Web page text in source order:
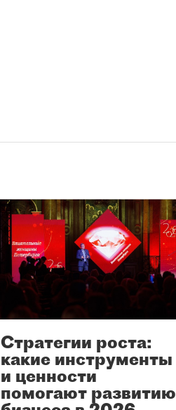
Стратегии роста:
какие инструменты
и ценности
помогают развитию